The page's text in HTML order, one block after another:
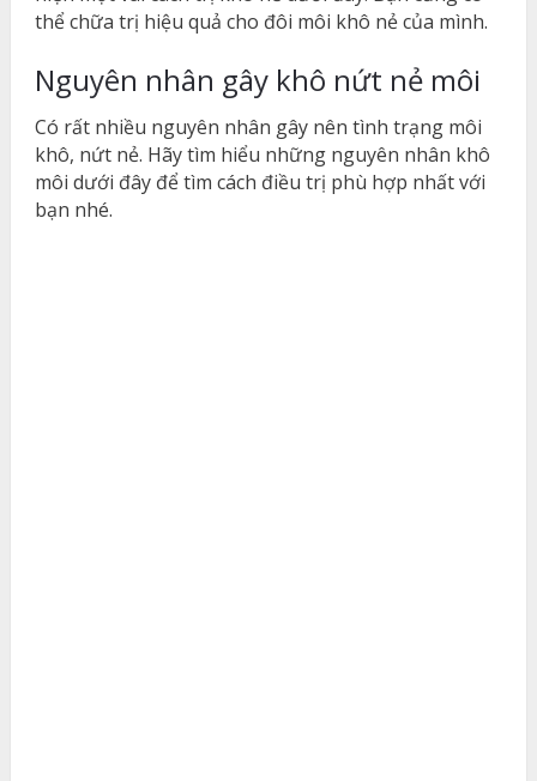
thể chữa trị hiệu quả cho đôi môi khô nẻ của mình.
Nguyên nhân gây khô nứt nẻ môi
Có rất nhiều nguyên nhân gây nên tình trạng môi
khô, nứt nẻ. Hãy tìm hiểu những nguyên nhân khô
môi dưới đây để tìm cách điều trị phù hợp nhất với
bạn nhé.